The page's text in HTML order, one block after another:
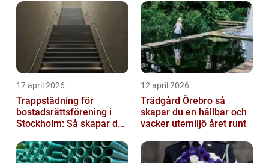
17 april 2026
Trappstädning för
bostadsrättsförening i
Stockholm: Så skapar du
trapphus...
12 april 2026
Trädgård Örebro så
skapar du en hållbar och
vacker utemiljö året runt